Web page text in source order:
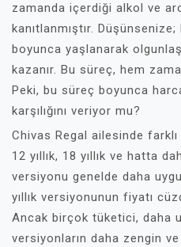
zamanda içerdiği alkol ve
kanıtlanmıştır.
boyunca yaşlanarak
kazanır. Bu süreç, hem
Peki, bu süreç boyunca
karşılığını veriyor mu?
Chivas Regal ailesinde
12 yıllık, 18 yıllık ve hatta
versiyonu genelde daha
yıllık versiyonunun fiyatı
Ancak birçok tüketici, daha
versiyonların daha zengin